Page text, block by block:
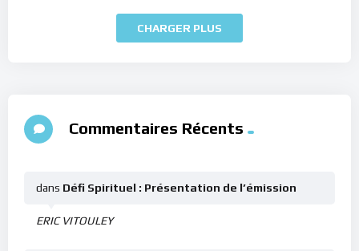
CHARGER PLUS
Commentaires Récents
ERIC VITOULEY
dans Défi Spirituel : Présentation de l’émission